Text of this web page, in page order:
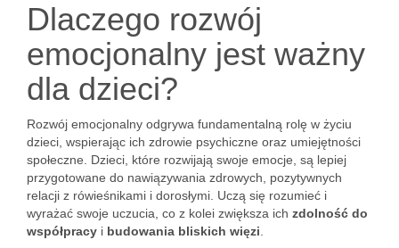
Dlaczego rozwój
emocjonalny jest ważny
dla dzieci?
Rozwój emocjonalny odgrywa fundamentalną rolę w życiu
dzieci, wspierając ich zdrowie psychiczne oraz umiejętności
społeczne. Dzieci, które rozwijają swoje emocje, są lepiej
przygotowane do nawiązywania zdrowych, pozytywnych
relacji z rówieśnikami i dorosłymi. Uczą się rozumieć i
wyrażać swoje uczucia, co z kolei zwiększa ich zdolność do
współpracy i budowania bliskich więzi